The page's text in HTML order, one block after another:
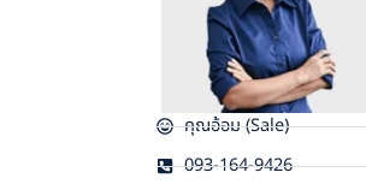
คุณอ้อม (Sale)
093-164-9426